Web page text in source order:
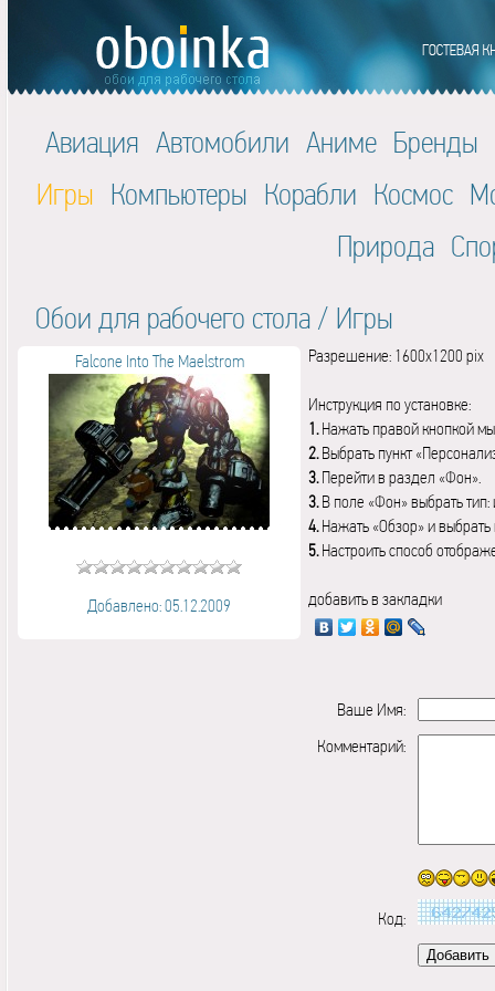
Авиация Автомобили Аниме Бренды
Игры Компьютеры Корабли Космос
Природа
Обои для рабочего стола / Игры
Falcone Into The Maelstrom
Добавлено: 05.12.2009
Разрешение: 1600x1200 pix
Инструкция по установке:
1.Нажать правой кнопкой
2.Выбрать пункт
3.Перейти в раздел «Фон».
3.В поле «Фон» выбрать
4.Нажать «Обзор» и выбрать
5.Настроить способ
добавить в закладки
Ваше Имя:
Комментарий:
Код: